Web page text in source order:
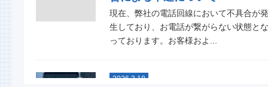
現在、弊社の電話回線において不具合が発
生しており、お電話が繋がらない状態とな
っております。お客様およ...
2026.3.18